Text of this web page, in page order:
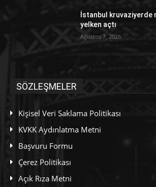
İstanbul kruvaziyerde
yelken açtı
Ağustos 7, 2026
SÖZLEŞMELER
Kişisel Veri Saklama Politikası
KVKK Aydınlatma Metni
Başvuru Formu
Çerez Politikası
Açık Rıza Metni